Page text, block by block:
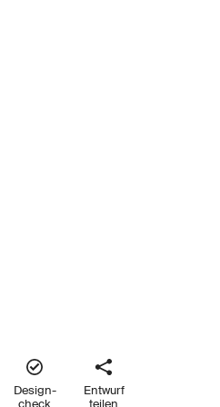
Design-
check
Entwurf
teilen